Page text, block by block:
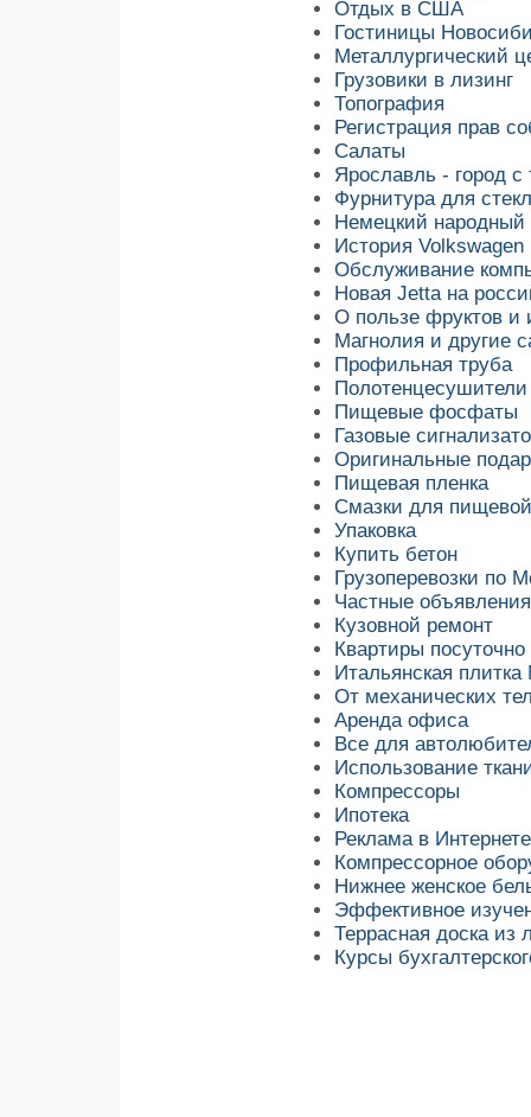
Отдых в США
Гостиницы
Металлургический
Грузовики в лизинг
Топография
Регистрация прав
Салаты
Ярославль - город с
Фурнитура для
Немецкий народный
История Volkswagen
Обслуживание
Новая Jetta на
О пользе фруктов и
Магнолия и другие
Профильная труба
Полотенцесушители
Пищевые фосфаты
Газовые
Оригинальные
Пищeвая пленка
Смазки для
Упаковка
Купить бетон
Грузоперевозки по
Частные объявления
Кузовной ремонт
Квартиры
Итальянская плитка
От механических
Аренда офиса
Все для
Использование
Компрессоры
Ипотека
Реклама в Интернете
Компрессорное
Нижнее женское
Эффективное
Террасная доска из
Курсы